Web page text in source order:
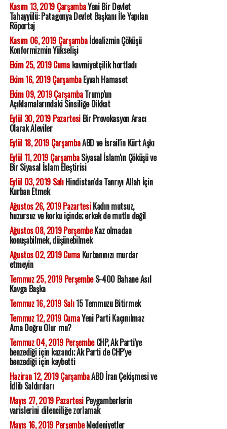
Kasım 13, 2019 ÇarşambaYeni Bir Devlet
Tahayyülü: Patagonya Devlet Başkanı İle Yapılan
Röportaj
Kasım 06, 2019 Çarşambaİdealizmin Çöküşü
Konformizmin Yükselişi
Ekim 25, 2019 Cumakavmiyetçilik hortladı
Ekim 16, 2019 ÇarşambaEyvah Hamaset
Ekim 09, 2019 ÇarşambaTrump'un
Açıklamalarındaki Sinsiliğe Dikkat
Eylül 30, 2019 PazartesiBir Provokasyon Aracı
Olarak Aleviler
Eylül 18, 2019 ÇarşambaABD ve İsrail'in Kürt Aşkı
Eylül 11, 2019 ÇarşambaSiyasal İslam'ın Çöküşü ve
Bir Siyasal İslam Eleştirisi
Eylül 03, 2019 SalıHindistan'da Tanrıyı Allah İçin
Kurban Etmek
Ağustos 26, 2019 PazartesiKadın mutsuz,
huzursuz ve korku içinde; erkek de mutlu değil
Ağustos 08, 2019 PerşembeKaz olmadan
konuşabilmek, düşünebilmek
Ağustos 02, 2019 CumaKurbanınızı murdar
etmeyin
Temmuz 25, 2019 PerşembeS-400 Bahane Asıl
Kavga Başka
Temmuz 16, 2019 Salı15 Temmuzu Bitirmek
Temmuz 12, 2019 CumaYeni Parti Kaçınılmaz
Ama Doğru Olur mu?
Temmuz 04, 2019 PerşembeCHP, Ak Parti'ye
benzediği için kazandı; Ak Parti de CHP'ye
benzediği için kaybetti
Haziran 12, 2019 ÇarşambaABD İran Çekişmesi ve
İdlib Saldırıları
Mayıs 27, 2019 PazartesiPeygamberlerin
varislerini dilenciliğe zorlamak
Mayıs 16, 2019 PerşembeMedeniyetler